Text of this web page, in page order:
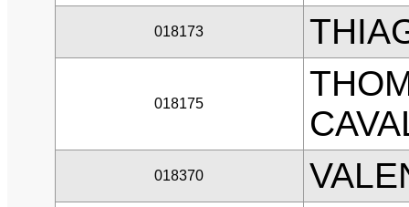
018173
018175
018370